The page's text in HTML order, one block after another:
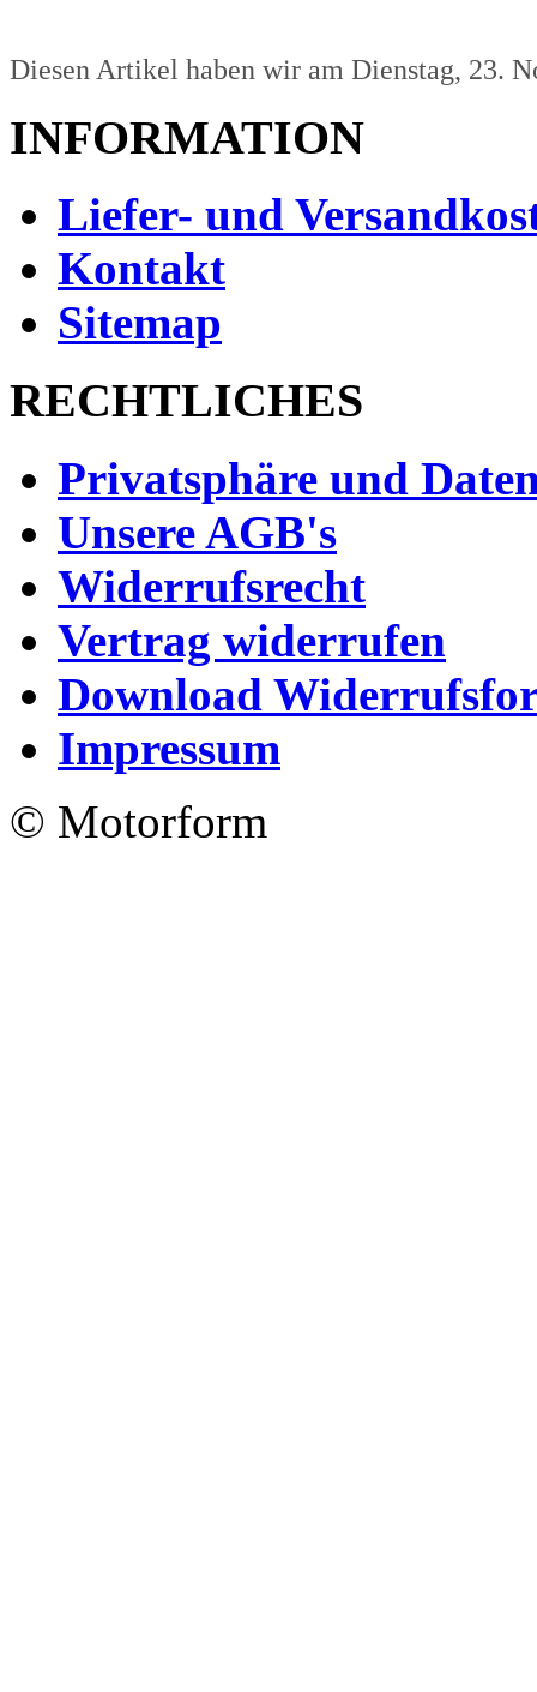
Diesen Artikel haben wir am Dienstag, 23.
INFORMATION
Liefer- und
Kontakt
Sitemap
RECHTLICHES
Privatsphäre und
Unsere AGB's
Widerrufsrecht
Vertrag widerrufen
Download
Impressum
© Motorform